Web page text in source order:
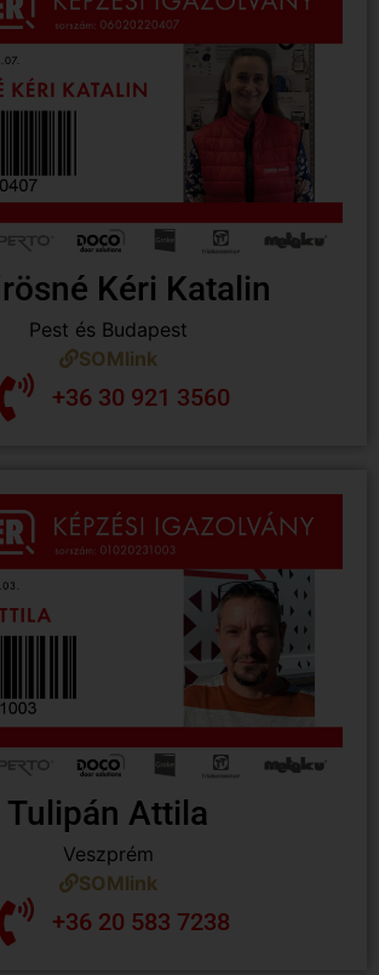
Kéri Katalin
Pest és Budapest
SOMlink
+36 30 921 3560
Tulipán Attila
Veszprém
SOMlink
+36 20 583 7238